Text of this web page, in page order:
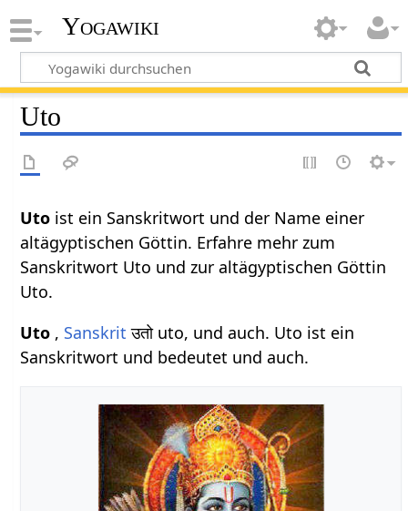
Yogawiki
Uto
Uto ist ein Sanskritwort und der Name einer
altägyptischen Göttin. Erfahre mehr zum
Sanskritwort Uto und zur altägyptischen Göttin
Uto.
Uto , Sanskrit उतो uto, und auch. Uto ist ein
Sanskritwort und bedeutet und auch.